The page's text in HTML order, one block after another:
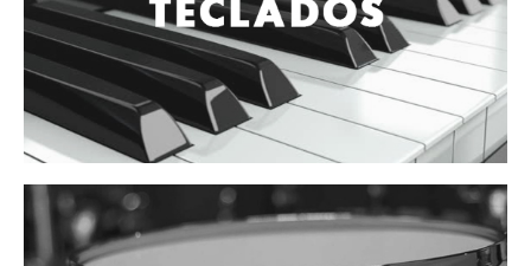
Pedestales y soportes
Accesorios
Cables
Audio Profesional
Columnas activas
Amplificadores